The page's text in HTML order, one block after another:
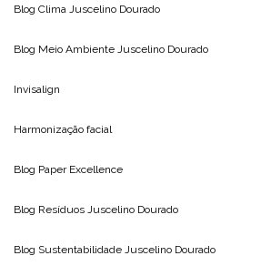
Blog Clima Juscelino Dourado
Blog Meio Ambiente Juscelino Dourado
Invisalign
Harmonização facial
Blog Paper Excellence
Blog Resíduos Juscelino Dourado
Blog Sustentabilidade Juscelino Dourado